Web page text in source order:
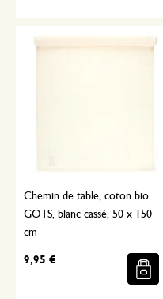
Chemin de table, coton bio
GOTS, blanc cassé, 50 x 150
cm
9,95 €